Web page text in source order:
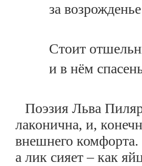
за
Стоит
и в нём
Поэзия Льва
лаконична, и,
внешнего
а лик сияет – как